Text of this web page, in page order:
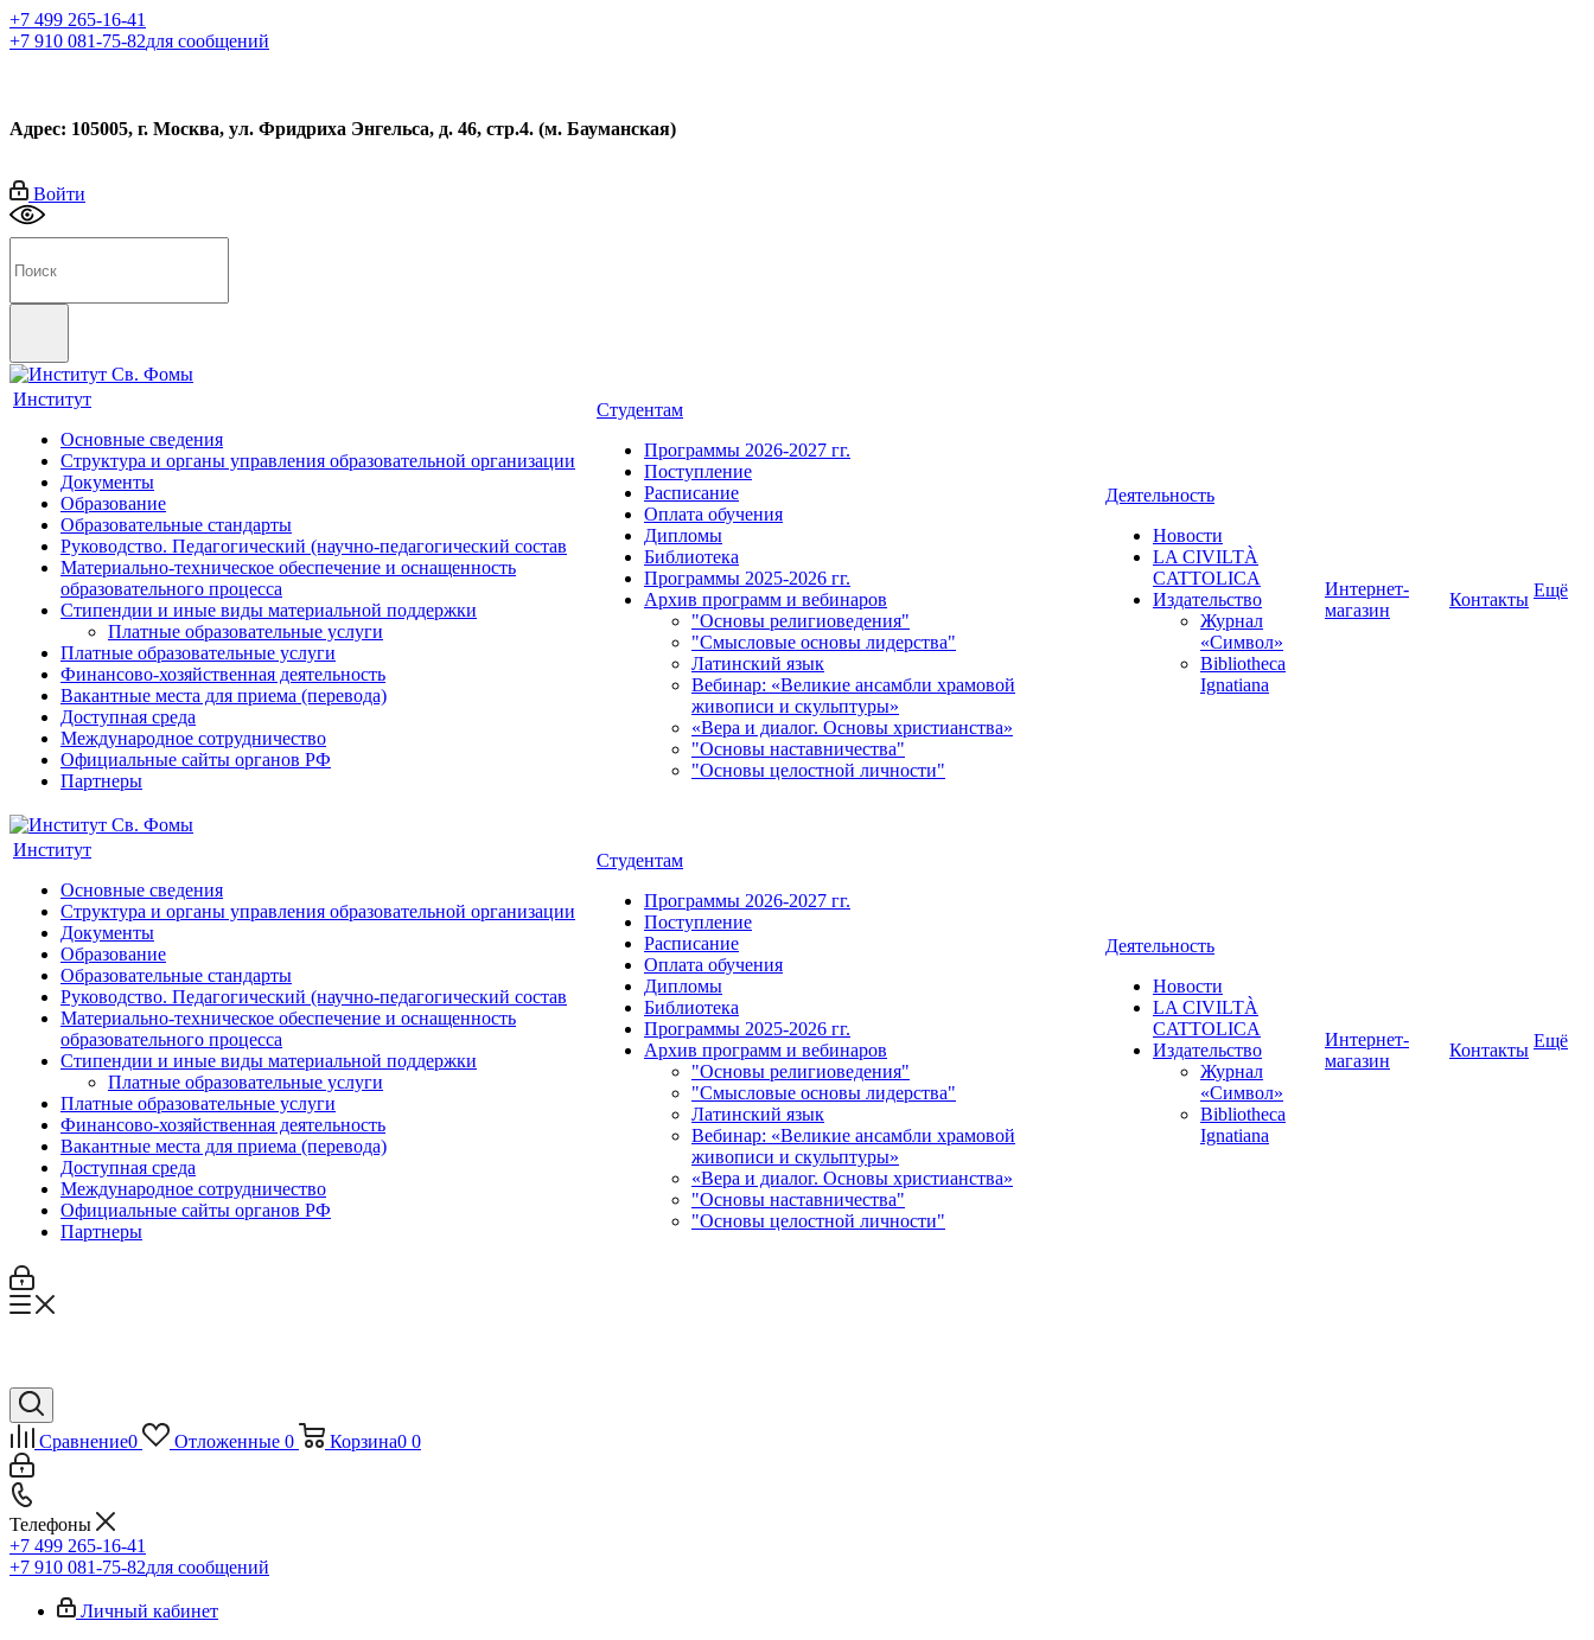
+7 499 265-16-41
+7 910 081-75-82для сообщений
Адрес: 105005, г. Москва, ул. Фридриха Энгельса, д. 46, стр.4. (м. Бауманская)
Войти
Институт
Основные сведения
Структура и органы управления образовательной организации
Документы
Образование
Образовательные стандарты
Руководство. Педагогический (научно-педагогический состав
Материально-техническое обеспечение и оснащенность
образовательного процесса
Стипендии и иные виды материальной поддержки
Платные образовательные услуги
Платные образовательные услуги
Финансово-хозяйственная деятельность
Вакантные места для приема (перевода)
Доступная среда
Международное сотрудничество
Официальные сайты органов РФ
Партнеры
Студентам
Программы 2026-2027 гг.
Поступление
Расписание
Оплата обучения
Дипломы
Библиотека
Программы 2025-2026 гг.
Архив программ и вебинаров
"Основы религиоведения"
"Смысловые основы лидерства"
Латинский язык
Вебинар: «Великие ансамбли храмовой
живописи и скульптуры»
«Вера и диалог. Основы христианства»
"Основы наставничества"
"Основы целостной личности"
Деятельность
Новости
LA CIVILTÀ
CATTOLICA
Издательство
Журнал
«Символ»
Bibliotheca
Ignatiana
Интернет-
магазин
Контакты Ещё
Институт
Основные сведения
Структура и органы управления образовательной организации
Документы
Образование
Образовательные стандарты
Руководство. Педагогический (научно-педагогический состав
Материально-техническое обеспечение и оснащенность
образовательного процесса
Стипендии и иные виды материальной поддержки
Платные образовательные услуги
Платные образовательные услуги
Финансово-хозяйственная деятельность
Вакантные места для приема (перевода)
Доступная среда
Международное сотрудничество
Официальные сайты органов РФ
Партнеры
Студентам
Программы 2026-2027 гг.
Поступление
Расписание
Оплата обучения
Дипломы
Библиотека
Программы 2025-2026 гг.
Архив программ и вебинаров
"Основы религиоведения"
"Смысловые основы лидерства"
Латинский язык
Вебинар: «Великие ансамбли храмовой
живописи и скульптуры»
«Вера и диалог. Основы христианства»
"Основы наставничества"
"Основы целостной личности"
Деятельность
Новости
LA CIVILTÀ
CATTOLICA
Издательство
Журнал
«Символ»
Bibliotheca
Ignatiana
Интернет-
магазин
Контакты Ещё
Сравнение0 Отложенные 0 Корзина0 0
Телефоны
+7 499 265-16-41
+7 910 081-75-82для сообщений
Личный кабинет